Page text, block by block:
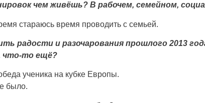
чем живёшь? В рабочем, семейном,
стараюсь время проводить с семьей.
радости и разочарования прошлого 2013
что-то ещё?
ученика на кубке Европы.
было.